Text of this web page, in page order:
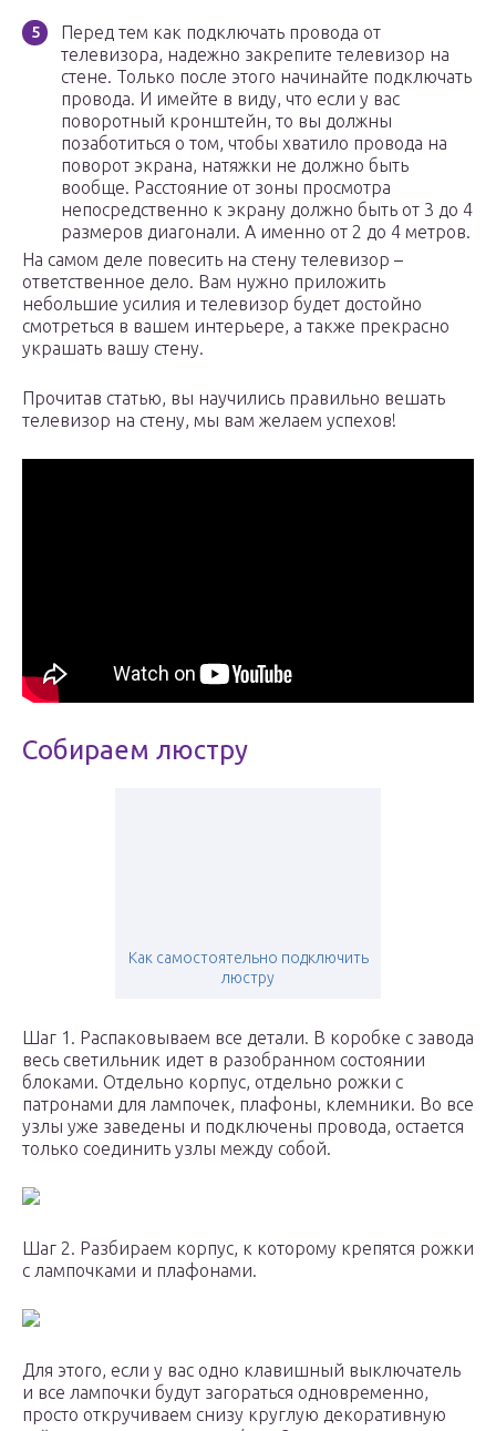
Перед тем как подключать провода от
телевизора, надежно закрепите телевизор на
стене. Только после этого начинайте подключать
провода. И имейте в виду, что если у вас
поворотный кронштейн, то вы должны
позаботиться о том, чтобы хватило провода на
поворот экрана, натяжки не должно быть
вообще. Расстояние от зоны просмотра
непосредственно к экрану должно быть от 3 до 4
размеров диагонали. А именно от 2 до 4 метров.
На самом деле повесить на стену телевизор –
ответственное дело. Вам нужно приложить
небольшие усилия и телевизор будет достойно
смотреться в вашем интерьере, а также прекрасно
украшать вашу стену.
Прочитав статью, вы научились правильно вешать
телевизор на стену, мы вам желаем успехов!
Собираем люстру
Как самостоятельно подключить
люстру
Шаг 1. Распаковываем все детали. В коробке с завода
весь светильник идет в разобранном состоянии
блоками. Отдельно корпус, отдельно рожки с
патронами для лампочек, плафоны, клемники. Во все
узлы уже заведены и подключены провода, остается
только соединить узлы между собой.
Шаг 2. Разбираем корпус, к которому крепятся рожки
с лампочками и плафонами.
Для этого, если у вас одно клавишный выключатель
и все лампочки будут загораться одновременно,
просто откручиваем снизу круглую декоративную